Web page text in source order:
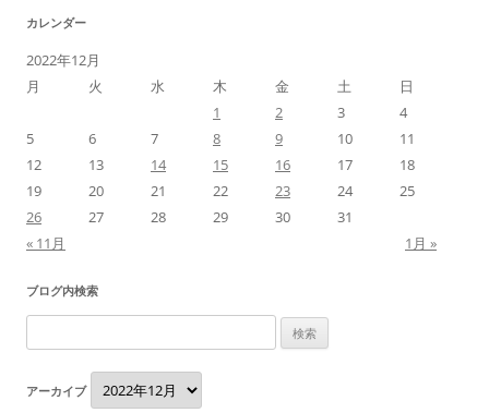
カレンダー
2022年12月
月
火 水 木 金 土
日
1
2 3
4
5
6 7 8 9 10
11
12
13 14 15 16 17
18
19
20 21 22 23 24
25
26
27 28 29 30
31
« 11月
1月 »
ブログ内検索
索:
アーカイブ
ア
ー
カ